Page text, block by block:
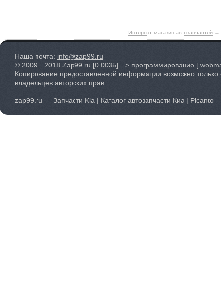
Интернет-магазин автозапчастей →
Наша почта: info@zap99.ru
© 2009—2018 Zap99.ru [0.0035] --> программирование [
Копирование предоставленной информации возможно только
владельцев авторских прав.
zap99.ru — Запчасти Kia | Каталог автозапчасти Киа | Picanto